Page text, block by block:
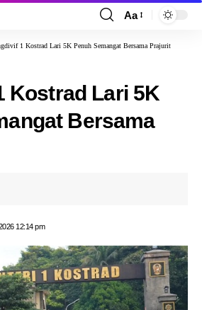
Aa
1 Kostrad Lari 5K Penuh Semangat Bersama Prajurit
Kostrad Lari 5K
Bersama
12:14 pm